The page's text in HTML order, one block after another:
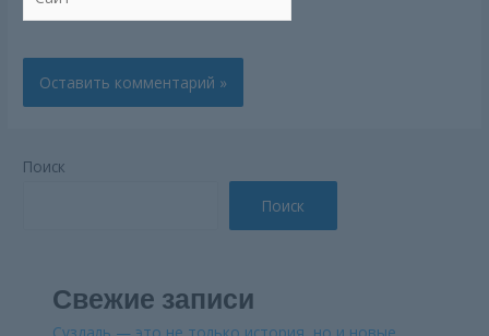
Поиск
Поиск
Свежие записи
Суздаль — это не только история, но и новые